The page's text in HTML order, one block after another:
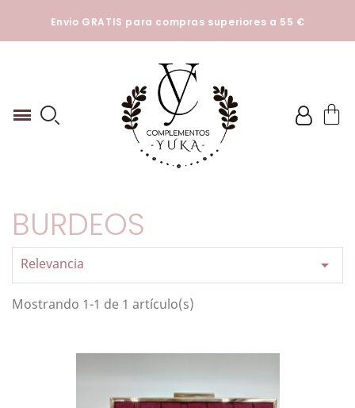
podamos mejorar su experiencia en nuestros sitios.
VerPolitica de cookies
Envio GRATIS para compras superiores a 55 €
BURDEOS
Relevancia 
Mostrando 1-1 de 1 artículo(s)